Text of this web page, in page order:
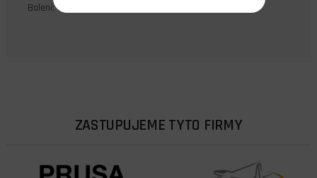
Balení: 10 ks
ZASTUPUJEME TYTO FIRMY